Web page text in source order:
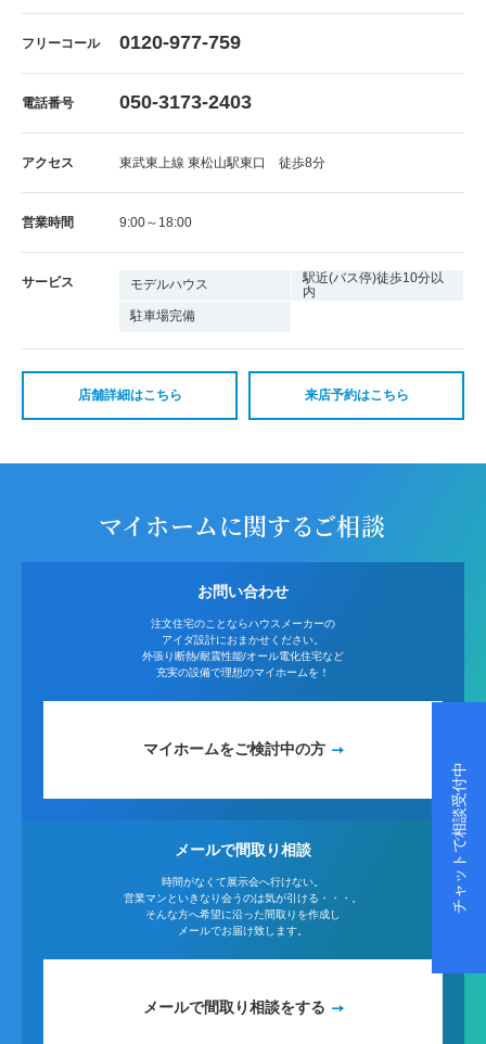
フリーコール 0120-977-759
電話番号 050-3173-2403
アクセス 東武東上線 東松山駅東口 徒歩8分
営業時間 9:00～18:00
サービス モデルハウス
駅近(バス停)徒歩10分以
内
駐車場完備
店舗詳細はこちら 来店予約はこちら
マイホームに関するご相談
お問い合わせ
注文住宅のことならハウスメーカーの
アイダ設計におまかせください。
外張り断熱/耐震性能/オール電化住宅など
充実の設備で理想のマイホームを！
マイホームをご検討中の方
メールで間取り相談
時間がなくて展示会へ行けない。
営業マンといきなり会うのは気が引ける・・・。
そんな方へ希望に沿った間取りを作成し
メールでお届け致します。
メールで間取り相談をする
チャットで相談受付中